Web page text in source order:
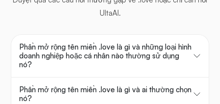
UltaAI.
Phần mở rộng tên miền .love là gì và những loại hình
doanh nghiệp hoặc cá nhân nào thường sử dụng
nó?
Phần mở rộng tên miền .love là gì và ai thường chọn
nó?